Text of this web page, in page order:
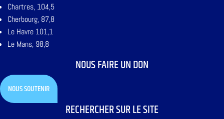
Chartres, 104,5
Cherbourg, 87,8
Le Havre 101,1
Le Mans, 98,8
NOUS FAIRE UN DON
NOUS SOUTENIR
RECHERCHER SUR LE SITE